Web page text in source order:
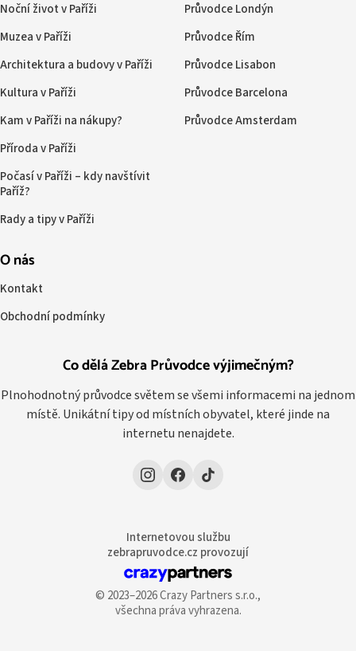
Co dělá Zebra Průvodce výjimečným?
Plnohodnotný průvodce světem se všemi informacemi na jednom
místě. Unikátní tipy od místních obyvatel, které jinde na
internetu nenajdete.
Noční život v Paříži
Muzea v Paříži
Architektura a budovy v Paříži
Kultura v Paříži
Kam v Paříži na nákupy?
Příroda v Paříži
Počasí v Paříži – kdy navštívit
Paříž?
Rady a tipy v Paříži
Průvodce Londýn
Průvodce Řím
Průvodce Lisabon
Průvodce Barcelona
Průvodce Amsterdam
O nás
Kontakt
Obchodní podmínky
Internetovou službu
zebrapruvodce.cz provozují
© 2023–2026 Crazy Partners s.r.o.,
všechna práva vyhrazena.